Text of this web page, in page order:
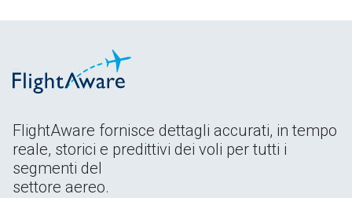
FlightAware fornisce dettagli accurati, in tempo
reale, storici e predittivi dei voli per tutti i
segmenti del
settore aereo.